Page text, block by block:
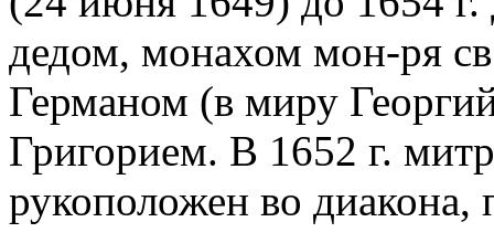
дедом, монахом мон-ря
Германом (в миру
Григорием. В 1652 г.
рукоположен во